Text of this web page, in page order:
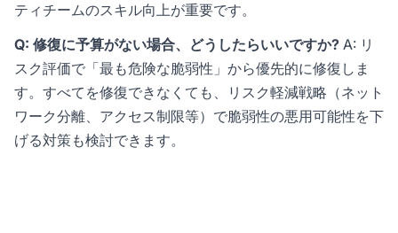
ティチームのスキル向上が重要です。
Q: 修復に予算がない場合、どうしたらいいですか? A: リ
スク評価で「最も危険な脆弱性」から優先的に修復しま
す。すべてを修復できなくても、リスク軽減戦略（ネット
ワーク分離、アクセス制限等）で脆弱性の悪用可能性を下
げる対策も検討できます。